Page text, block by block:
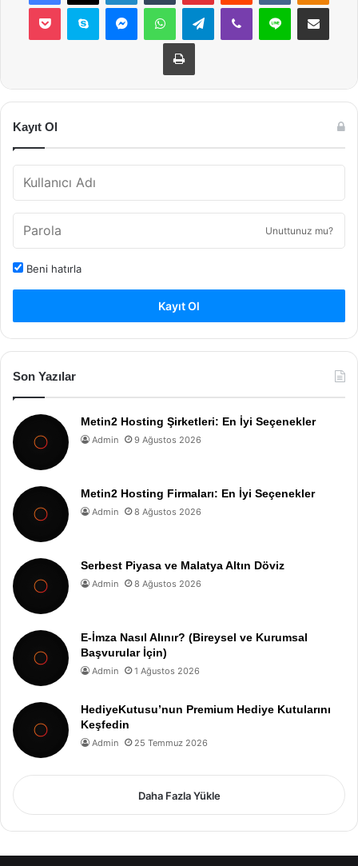
Pocket Skype MessengerWhatsAppTelegramViber Line E-Posta ile
Yazdır
Kayıt Ol
Unuttunuz mu?
Beni hatırla
Kayıt Ol
Son Yazılar
Metin2 Hosting Şirketleri: En İyi Seçenekler
Admin 9 Ağustos 2026
Metin2 Hosting Firmaları: En İyi Seçenekler
Admin 8 Ağustos 2026
Serbest Piyasa ve Malatya Altın Döviz
Admin 8 Ağustos 2026
E-İmza Nasıl Alınır? (Bireysel ve Kurumsal
Başvurular İçin)
Admin 1 Ağustos 2026
HediyeKutusu’nun Premium Hediye Kutularını
Keşfedin
Admin 25 Temmuz 2026
Daha Fazla Yükle